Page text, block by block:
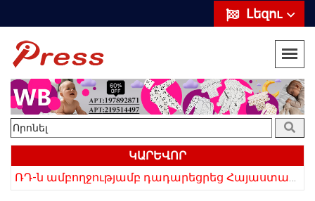
Լեզու
ԿԱՐԵՎՈՐ